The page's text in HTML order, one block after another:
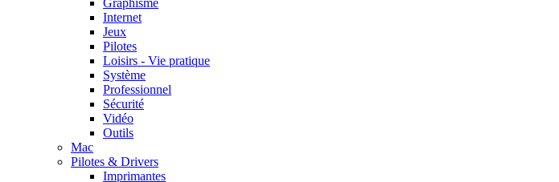
Graphisme
Internet
Jeux
Pilotes
Loisirs - Vie pratique
Système
Professionnel
Sécurité
Vidéo
Outils
Mac
Pilotes & Drivers
Imprimantes